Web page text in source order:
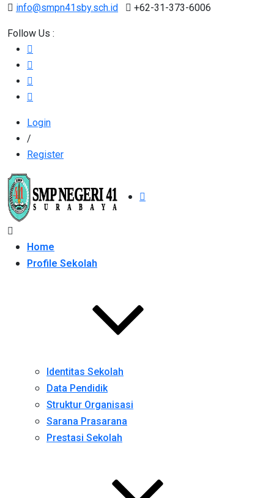
info@smpn41sby.sch.id +62-31-373-6006
Follow Us :
Login
/
Register
Home
Profile Sekolah
Identitas Sekolah
Data Pendidik
Struktur Organisasi
Sarana Prasarana
Prestasi Sekolah